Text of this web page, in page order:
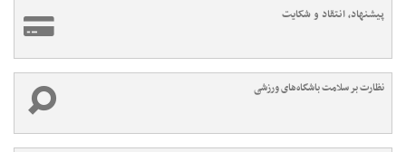
پیشنهاد، انتقاد و شکایت
نظارت بر سلامت باشگاه‌های ورزشی